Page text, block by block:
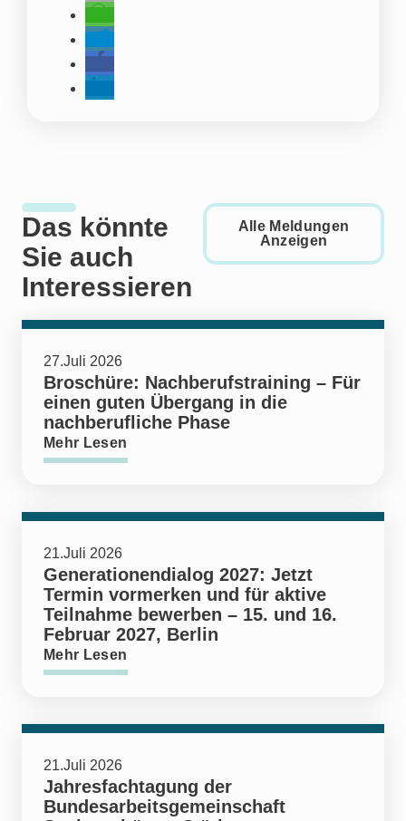
Das könnte
Sie auch
Interessieren
Alle Meldungen
Anzeigen
27.Juli 2026
Broschüre: Nachberufstraining – Für
einen guten Übergang in die
nachberufliche Phase
Mehr Lesen
21.Juli 2026
Generationendialog 2027: Jetzt
Termin vormerken und für aktive
Teilnahme bewerben – 15. und 16.
Februar 2027, Berlin
Mehr Lesen
21.Juli 2026
Jahresfachtagung der
Bundesarbeitsgemeinschaft